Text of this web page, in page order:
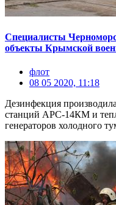
Специалисты
объекты Крымской
флот
08 05 2020, 11:18
Дезинфекция
станций АРС-14КМ и
генераторов холодного